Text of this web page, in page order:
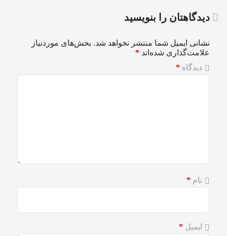
دیدگاهتان را بنویسید
نشانی ایمیل شما منتشر نخواهد شد. بخش‌های موردنیاز
علامت‌گذاری شده‌اند *
دیدگاه *
نام *
ایمیل *